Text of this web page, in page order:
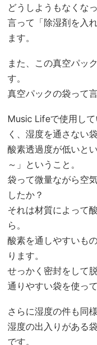
どうしようもなくな
言って「除湿剤を入
ます。
また、この真空パッ
す。
真空パックの袋って
Music Lifeで使用し
く、湿度を通さない袋
酸素透過度が低いと
～」ということ。
袋って微量ながら空
したか？
それは材質によって
ら。
酸素を通しやすいも
ります。
せっかく密封をして
通りやすい袋を使っ
さらに湿度の件も同様
湿度の出入りがある
です。